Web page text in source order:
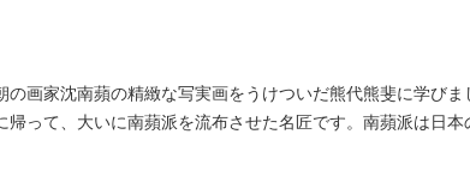
画家沈南蘋の精緻な写実画をうけついだ熊代熊斐に学び
って、大いに南蘋派を流布させた名匠です。南蘋派は日本